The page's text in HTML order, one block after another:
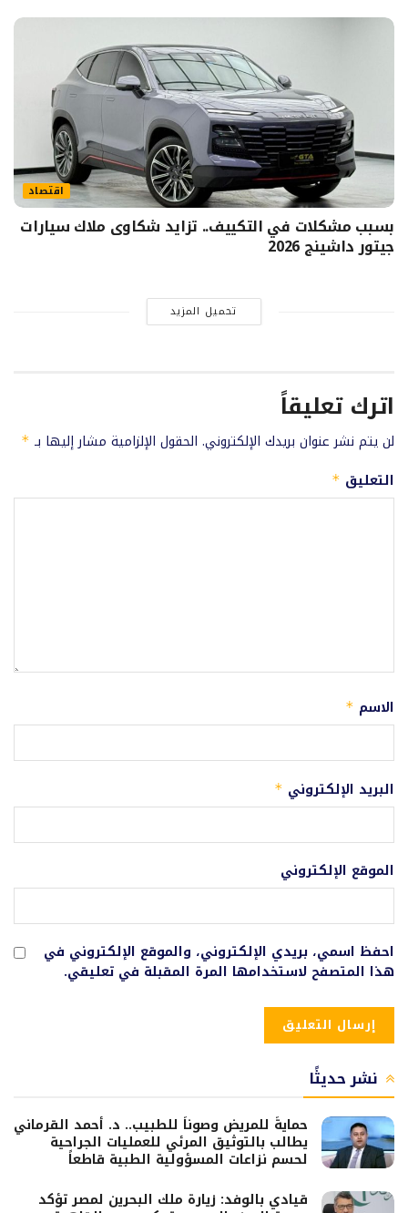
اقتصاد
بسبب مشكلات في التكييف.. تزايد شكاوى ملاك سيارات
جيتور داشينج 2026
تحميل المزيد
اترك تعليقاً
لن يتم نشر عنوان بريدك الإلكتروني. الحقول الإلزامية مشار إليها بـ *
التعليق *
الاسم *
البريد الإلكتروني *
الموقع الإلكتروني
احفظ اسمي، بريدي الإلكتروني، والموقع الإلكتروني في
هذا المتصفح لاستخدامها المرة المقبلة في تعليقي.
نشر حديثًا
حمايةً للمريض وصوناً للطبيب.. د. أحمد القرماني
يطالب بالتوثيق المرئي للعمليات الجراحية
لحسم نزاعات المسؤولية الطبية قاطعاً
قيادي بالوفد: زيارة ملك البحرين لمصر تؤكد